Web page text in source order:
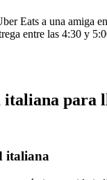
Eats a una amiga
entre las 4:30 y
italiana para
italiana